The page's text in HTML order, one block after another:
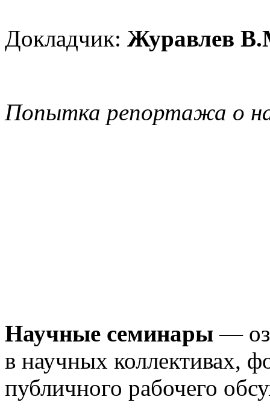
Докладчик: Журавлев
Попытка репортажа о
Научные семинары —
в научных коллективах,
публичного рабочего